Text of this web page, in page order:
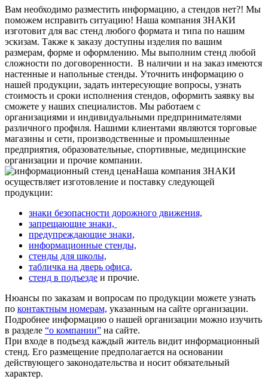
Вам необходимо разместить информацию, а стендов нет?! Мы
поможем исправить ситуацию! Наша компания ЗНАКИ
изготовит для вас стенд любого формата и типа по нашим
эскизам. Также к заказу доступны изделия по вашим
размерам, форме и оформлению. Мы выполним стенд любой
сложности по договоренности. В наличии и на заказ имеются
настенные и напольные стенды. Уточнить информацию о
нашей продукции, задать интересующие вопросы, узнать
стоимость и сроки исполнения стендов, оформить заявку вы
сможете у наших специалистов. Мы работаем с
организациями и индивидуальными предпринимателями
различного профиля. Нашими клиентами являются торговые
магазины и сети, производственные и промышленные
предприятия, образовательные, спортивные, медицинские
организации и прочие компании.
Наша компания ЗНАКИ
осуществляет изготовление и поставку следующей
продукции:
знаки безопасности дорожного движения,
запрещающие знаки,
предупреждающие знаки,
информационные стенды,
стенды для школы,
табличка на дверь офиса,
стенд в подъезде и прочие.
Нюансы по заказам и вопросам по продукции можете узнать
по контактным номерам, указанным на сайте организации.
Подробнее информацию о нашей организации можно изучить
в разделе “о компании” на сайте.
При входе в подъезд каждый житель видит информационный
стенд. Его размещение предполагается на основании
действующего законодательства и носит обязательный
характер.